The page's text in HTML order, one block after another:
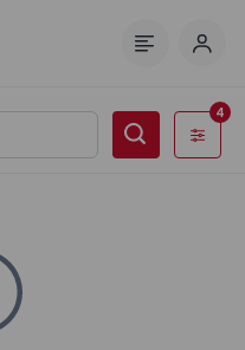
Filtros
4